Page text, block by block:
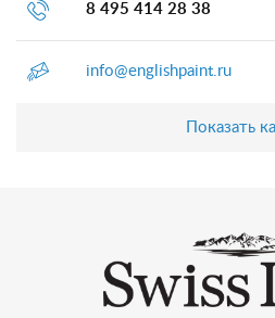
8 495 414 28 38
info@englishpaint.ru
Показать